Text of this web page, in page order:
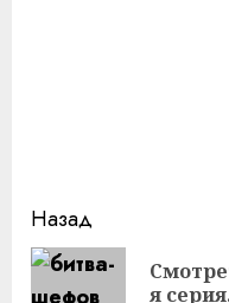
Продолжить
чтение
Назад
я